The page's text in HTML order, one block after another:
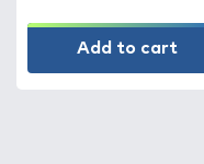
Add to cart